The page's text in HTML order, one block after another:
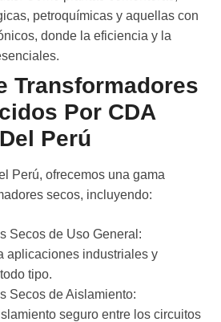
petroquímicas y aquellas con
donde la eficiencia y la
Transformadores
Por CDA
Perú
Perú, ofrecemos una gama
secos, incluyendo:
Secos de Uso General:
aplicaciones industriales y
tipo.
Secos de Aislamiento:
seguro entre los circuitos